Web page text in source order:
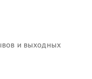
и выходных